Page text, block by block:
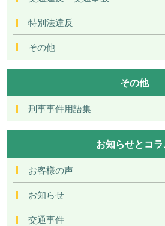
特別法違反
その他
その他
刑事事件用語集
お知らせとコ
お客様の声
お知らせ
交通事件